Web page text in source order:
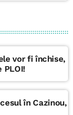
vor fi închise,
PLOI!
în Cazinou,